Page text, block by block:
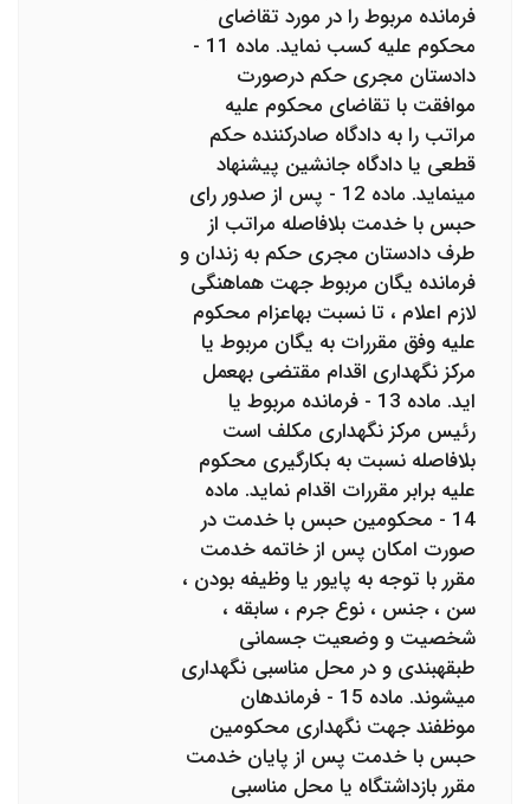
فرمانده مربوط را در مورد تقاضای
محکوم علیه کسب نماید. ماده 11 -
دادستان مجری حکم درصورت
موافقت با تقاضای محکوم علیه
مراتب را به دادگاه صادرکننده حکم
قطعی یا دادگاه جانشین پیشنهاد
می‎نماید. ماده 12 - پس از صدور رای
حبس با خدمت بلافاصله مراتب از
طرف دادستان مجری حکم به زندان و
فرمانده یگان مربوط جهت هماهنگی
لازم اعلام ، تا نسبت به‎اعزام محکوم
علیه وفق مقررات به یگان مربوط یا
مرکز نگهداری اقدام مقتضی به‎عمل
اید. ماده 13 - فرمانده مربوط یا
رئیس مرکز نگهداری مکلف است
بلافاصله نسبت به بکارگیری محکوم
علیه برابر مقررات اقدام نماید. ماده
14 - محکومین حبس با خدمت در
صورت امکان پس از خاتمه خدمت
مقرر با توجه به پایور یا وظیفه بودن ،
سن ، جنس ، نوع جرم ، سابقه ،
شخصیت و وضعیت جسمانی
طبقه‎بندی و در محل مناسبی نگهداری
می‎شوند. ماده 15 - فرماندهان
موظفند جهت نگهداری محکومین
حبس با خدمت پس از پایان خدمت
مقرر بازداشتگاه یا محل مناسبی